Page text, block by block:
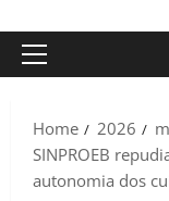
Primary
Home
2026
SINPROEB
autonomia dos